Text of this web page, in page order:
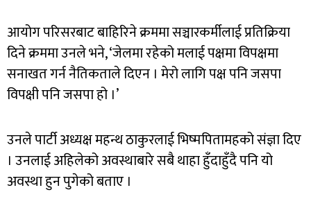
आयोग परिसरबाट बाहिरिने क्रममा सञ्चारकर्मीलाई प्रतिक्रिया
दिने क्रममा उनले भने, ‘जेलमा रहेको मलाई पक्षमा विपक्षमा
सनाखत गर्न नैतिकताले दिएन । मेरो लागि पक्ष पनि जसपा
विपक्षी पनि जसपा हो ।’
उनले पार्टी अध्यक्ष महन्थ ठाकुरलाई भिष्मपितामहको संज्ञा दिए
। उनलाई अहिलेको अवस्थाबारे सबै थाहा हुँदाहुँदै पनि यो
अवस्था हुन पुगेको बताए ।